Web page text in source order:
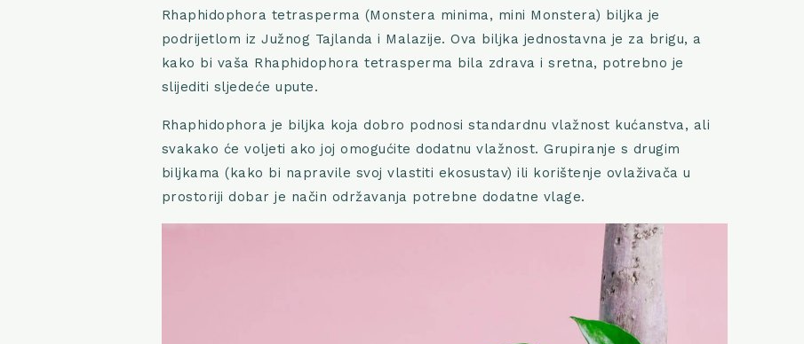
Rhaphidophora tetrasperma (Monstera minima, mini Monstera) biljka je
podrijetlom iz Južnog Tajlanda i Malazije. Ova biljka jednostavna je za brigu, a
kako bi vaša Rhaphidophora tetrasperma bila zdrava i sretna, potrebno je
slijediti sljedeće upute.
Rhaphidophora je biljka koja dobro podnosi standardnu vlažnost kućanstva, ali
svakako će voljeti ako joj omogućite dodatnu vlažnost. Grupiranje s drugim
biljkama (kako bi napravile svoj vlastiti ekosustav) ili korištenje ovlaživača u
prostoriji dobar je način održavanja potrebne dodatne vlage.